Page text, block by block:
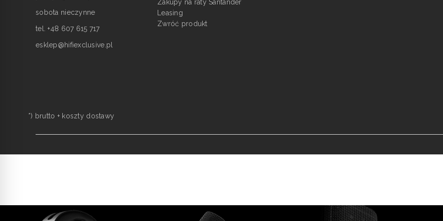
sobota nieczynne
tel. +48 607 615 717
esklep@hifiexclusive.pl
Zakupy na raty Santander
Leasing
Zwróć produkt
*) brutto + koszty dostawy